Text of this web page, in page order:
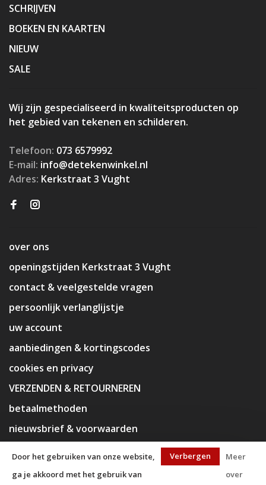
SCHRIJVEN
BOEKEN EN KAARTEN
NIEUW
SALE
Wij zijn gespecialiseerd in kwaliteitsproducten op
het gebied van tekenen en schilderen.
Telefoon: 073 6579992
E-mail: info@detekenwinkel.nl
Adres: Kerkstraat 3 Vught
over ons
openingstijden Kerkstraat 3 Vught
contact & veelgestelde vragen
persoonlijk verlanglijstje
uw account
aanbiedingen & kortingscodes
cookies en privacy
VERZENDEN & RETOURNEREN
betaalmethoden
nieuwsbrief & voorwaarden
Door het gebruiken van onze website,
ga je akkoord met het gebruik van
Verbergen
Meer
over